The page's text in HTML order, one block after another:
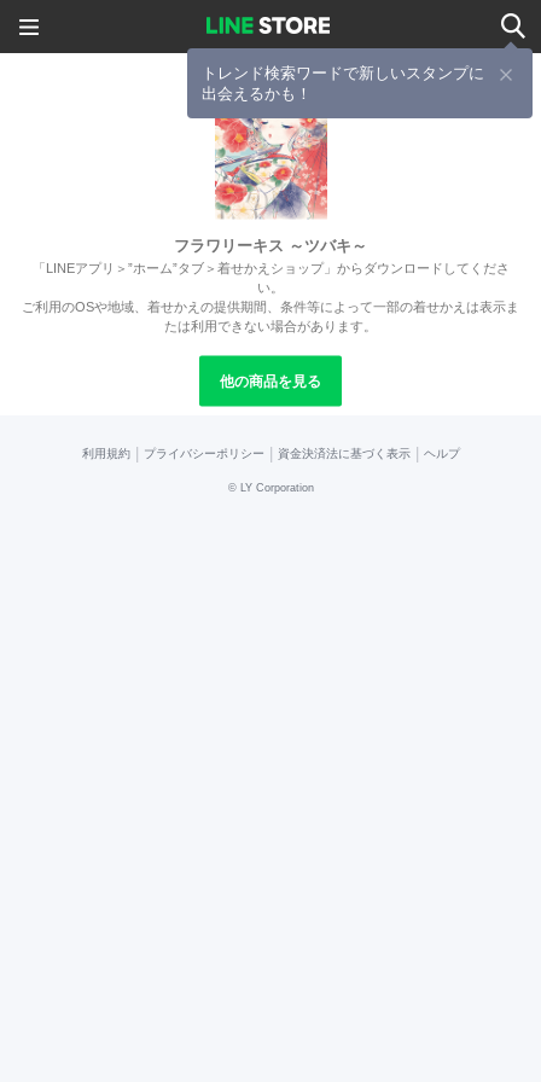
トレンド検索ワードで新しいスタンプに
出会えるかも！
フラワリーキス ～ツバキ～
「LINEアプリ＞”ホーム”タブ＞着せかえショップ」からダウンロードしてくださ
い。
ご利用のOSや地域、着せかえの提供期間、条件等によって一部の着せかえは表示ま
たは利用できない場合があります。
他の商品を見る
利用規約 プライバシーポリシー 資金決済法に基づく表示 ヘルプ
© LY Corporation